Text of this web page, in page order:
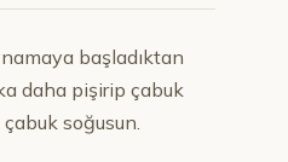
başladıktan
daha pişirip çabuk
soğusun.